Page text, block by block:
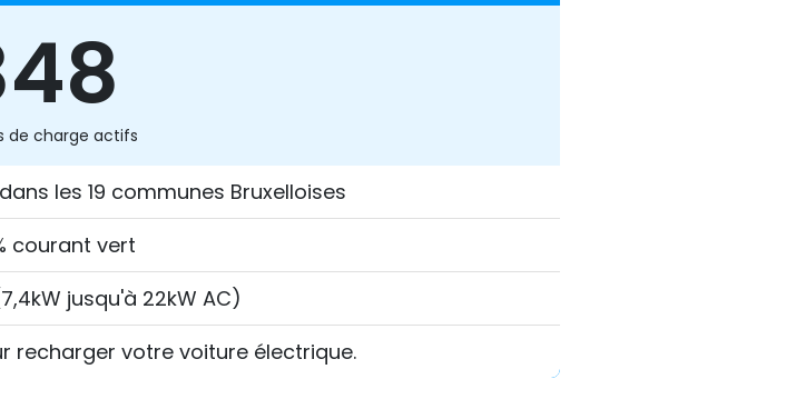
de charge actifs
les 19 communes Bruxelloises
courant vert
jusqu'à 22kW AC)
recharger votre voiture électrique.